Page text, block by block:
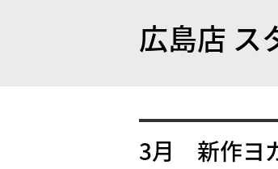
広島店 ス
3月 新作ヨ